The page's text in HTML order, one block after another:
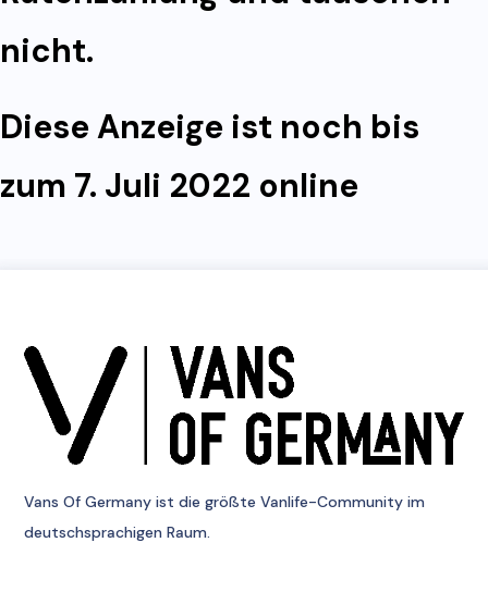
nicht.
Diese Anzeige ist noch bis
zum 7. Juli 2022 online
Vans Of Germany ist die größte Vanlife-Community im
deutschsprachigen Raum.